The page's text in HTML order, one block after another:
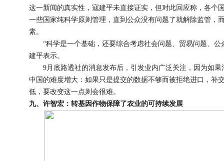
这一新闻的真实性，寇建平未直接证实，但对此回应称，各个
一些国家纯科学原则管理，直到公众没有问题了就解除监管，
素。
“科学是一个基础，还要综合考虑社会问题、贸易问题、公
建平表示。
9月底路透社的消息发布后，引发业内广泛关注，因为如果
中国的难度增大：如果只是提交的数据不够而被拒绝进口，补
低，要改变这一点则会很难。
九、许智宏：转基因作物保障了农业的可持续发展